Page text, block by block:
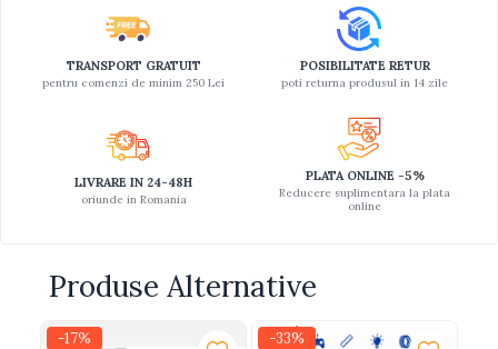
Trenuri cu sine
TRANSPORT GRATUIT
pentru comenzi de minim 250 Lei
POSIBILITATE RETUR
poti returna produsul in 14 zile
LIVRARE IN 24-48H
oriunde in Romania
PLATA ONLINE -5%
Reducere suplimentara la plata
online
Produse Alternative
-17%
-33%